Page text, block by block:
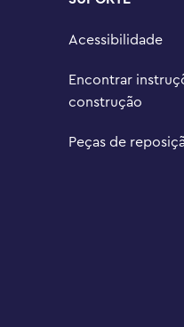
Acessibilidade
Encontrar
construção
Peças de